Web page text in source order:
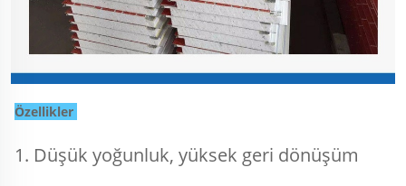
Özellikler
1. Düşük yoğunluk, yüksek geri dönüşüm